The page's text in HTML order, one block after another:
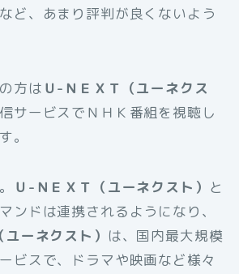
ど、あまり評判が良くないよう
方は Ｕ-ＮＥＸＴ（ユーネクス
サービスでＮＨＫ番組を視聴し
。
Ｕ-ＮＥＸＴ（ユーネクスト） と
ンドは連携されるようになり、
ーネクスト） は、国内最大規模
ビスで、ドラマや映画など様々